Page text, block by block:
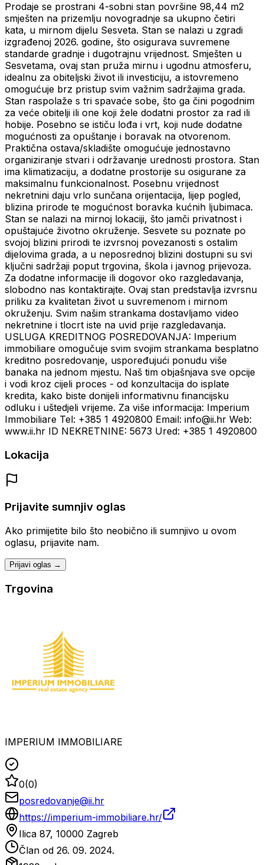
Prodaje se prostrani 4-sobni stan površine 98,44 m2
smješten na prizemlju novogradnje sa ukupno četiri
kata, u mirnom dijelu Sesveta. Stan se nalazi u zgradi
izgrađenoj 2026. godine, što osigurava suvremene
standarde gradnje i dugotrajnu vrijednost. Smješten u
Sesvetama, ovaj stan pruža mirnu i ugodnu atmosferu,
idealnu za obiteljski život ili investiciju, a istovremeno
omogućuje brz pristup svim važnim sadržajima grada.
Stan raspolaže s tri spavaće sobe, što ga čini pogodnim
za veće obitelji ili one koji žele dodatni prostor za rad ili
hobije. Posebno se ističu lođa i vrt, koji nude dodatne
mogućnosti za opuštanje i boravak na otvorenom.
Praktična ostava/skladište omogućuje jednostavno
organiziranje stvari i održavanje urednosti prostora. Stan
ima klimatizaciju, a dodatne prostorije su osigurane za
maksimalnu funkcionalnost. Posebnu vrijednost
nekretnini daju vrlo sunčana orijentacija, lijep pogled,
blizina prirode te mogućnost boravka kućnih ljubimaca.
Stan se nalazi na mirnoj lokaciji, što jamči privatnost i
opuštajuće životno okruženje. Sesvete su poznate po
svojoj blizini prirodi te izvrsnoj povezanosti s ostalim
dijelovima grada, a u neposrednoj blizini dostupni su svi
ključni sadržaji poput trgovina, škola i javnog prijevoza.
Za dodatne informacije ili dogovor oko razgledavanja,
slobodno nas kontaktirajte. Ovaj stan predstavlja izvrsnu
priliku za kvalitetan život u suvremenom i mirnom
okruženju. Svim našim strankama dostavljamo video
nekretnine i tlocrt iste na uvid prije razgledavanja.
USLUGA KREDITNOG POSREDOVANJA: Imperium
immobiliare omogučuje svim svojim strankama besplatno
kreditno posredovanje, uspoređujući ponudu više
banaka na jednom mjestu. Naš tim objašnjava sve opcije
i vodi kroz cijeli proces - od konzultacija do isplate
kredita, kako biste donijeli informativnu financijsku
odluku i uštedjeli vrijeme. Za više informacija: Imperium
Immobiliare Tel: +385 1 4920800 Email: info@ii.hr Web:
www.ii.hr ID NEKRETNINE: 5673 Ured: +385 1 4920800
Lokacija
Prijavite sumnjiv oglas
Ako primijetite bilo što neobično ili sumnjivo u ovom
oglasu, prijavite nam.
Prijavi oglas →
Trgovina
IMPERIUM IMMOBILIARE
0(0)
posredovanje@ii.hr
https://imperium-immobiliare.hr/
Ilica 87, 10000 Zagreb
Član od 26. 09. 2024.